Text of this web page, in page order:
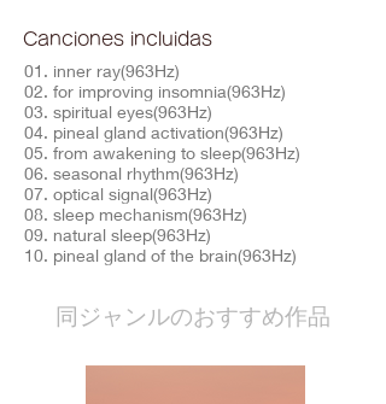
Canciones incluidas
01. inner ray(963Hz)
02. for improving insomnia(963Hz)
03. spiritual eyes(963Hz)
04. pineal gland activation(963Hz)
05. from awakening to sleep(963Hz)
06. seasonal rhythm(963Hz)
07. optical signal(963Hz)
08. sleep mechanism(963Hz)
09. natural sleep(963Hz)
10. pineal gland of the brain(963Hz)
​同ジャンルのおすすめ作品